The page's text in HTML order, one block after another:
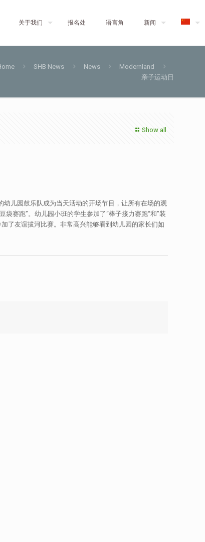
关于我们 报名处 语言角 新闻
SHB News News
Modernland
亲子运动日
Show all
幼儿园鼓乐队成为当天活动的开场节目，让所有在场的观
赛跑”。幼儿园小班的学生参加了“棒子接力赛跑“和”装
了友谊拔河比赛。非常高兴能够看到幼儿园的家长们如